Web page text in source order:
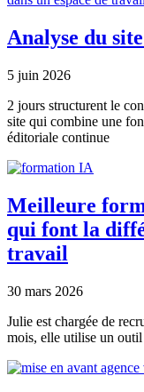
Analyse du
5 juin 2026
2 jours structurent le
site qui combine une
éditoriale continue
Meilleure
qui font la
travail
30 mars 2026
Julie est chargée de
mois, elle utilise un